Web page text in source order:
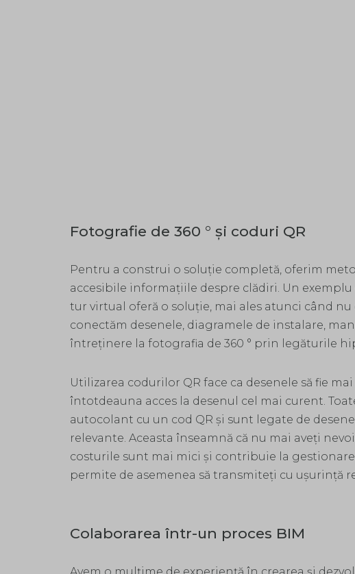
Fotografie de 360 ​​° și coduri QR
Pentru a construi o soluție completă, oferim
accesibile informațiile despre clădiri. Un exemplu
tur virtual oferă o soluție, mai ales atunci când
conectăm desenele, diagramele de instalare,
întreținere la fotografia de 360 ​​° prin legăturile
Utilizarea codurilor QR face ca desenele să fie
întotdeauna acces la desenul cel mai curent.
autocolant cu un cod QR și sunt legate de
relevante. Aceasta înseamnă că nu mai aveți
costurile sunt mai mici și contribuie la
permite de asemenea să transmiteți cu ușurință
Colaborarea într-un proces BIM